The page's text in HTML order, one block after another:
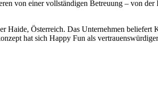
von einer vollständigen Betreuung – von
Haide, Österreich. Das Unternehmen beliefert
hat sich Happy Fun als